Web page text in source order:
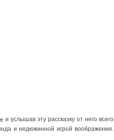
и услышав эту рассказку от него всего
и недюжинной игрой воображения.